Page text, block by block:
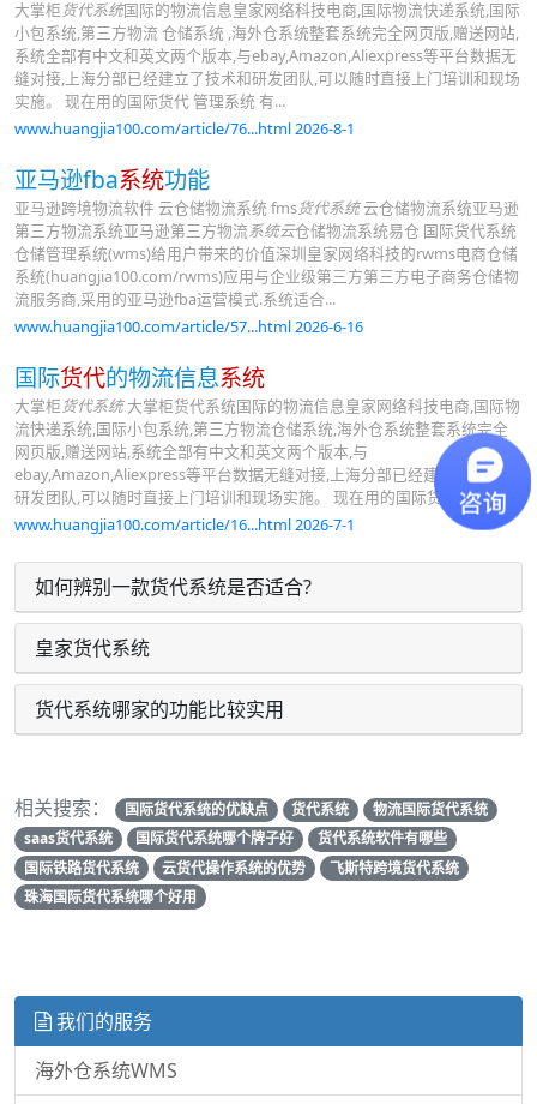
大掌柜 货代系统国际的物流信息皇家网络科技电商,国际物流快递系统,国际
小包系统,第三方物流 仓储系统 ,海外仓系统整套系统完全网页版,赠送网站,
系统全部有中文和英文两个版本,与ebay,Amazon,Aliexpress等平台数据无
缝对接,上海分部已经建立了技术和研发团队,可以随时直接上门培训和现场
实施。 现在用的国际货代 管理系统 有...
www.huangjia100.com/article/76...html 2026-8-1
亚马逊fba系统功能
亚马逊跨境物流软件 云仓储物流系统 fms货代系统云仓储物流系统亚马逊
第三方物流系统亚马逊第三方物流系统云仓储物流系统易仓 国际货代系统
仓储管理系统(wms)给用户带来的价值深圳皇家网络科技的rwms电商仓储
系统(huangjia100.com/rwms)应用与企业级第三方第三方电子商务仓储物
流服务商,采用的亚马逊fba运营模式.系统适合...
www.huangjia100.com/article/57...html 2026-6-16
国际货代的物流信息系统
大掌柜 货代系统大掌柜货代系统国际的物流信息皇家网络科技电商,国际物
流快递系统,国际小包系统,第三方物流仓储系统,海外仓系统整套系统完全
网页版,赠送网站,系统全部有中文和英文两个版本,与
ebay,Amazon,Aliexpress等平台数据无缝对接,上海分部已经建立了技术和
研发团队,可以随时直接上门培训和现场实施。 现在用的国际货代管...
www.huangjia100.com/article/16...html 2026-7-1
如何辨别一款货代系统是否适合?
皇家货代系统
货代系统哪家的功能比较实用
相关搜索： 国际货代系统的优缺点 货代系统
物流国际货代系统
saas货代系统
国际货代系统哪个牌子好
货代系统软件有哪些
国际铁路货代系统
云货代操作系统的优势
飞斯特跨境货代系统
珠海国际货代系统哪个好用
我们的服务
海外仓系统WMS